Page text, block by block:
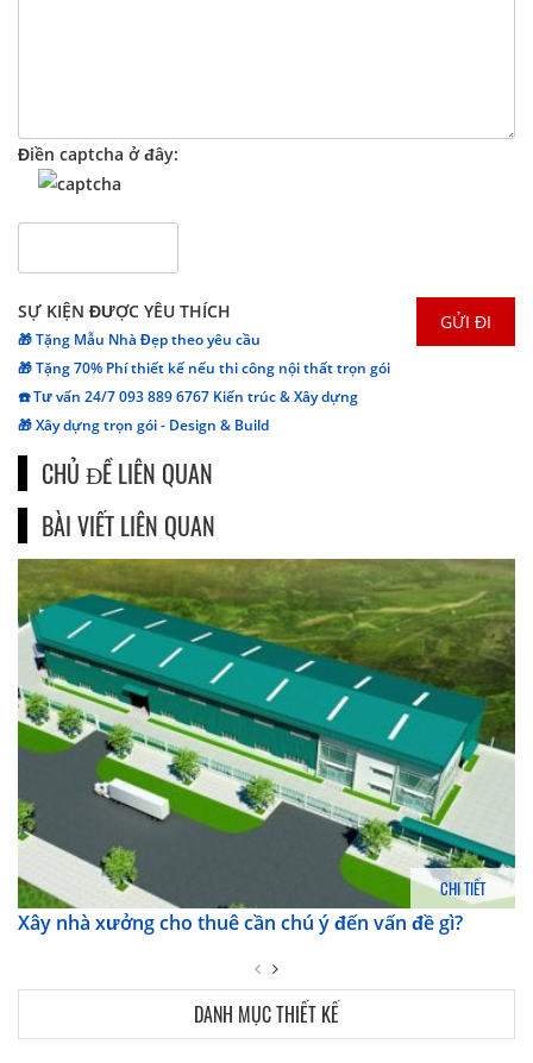
Điền captcha ở đây:
SỰ KIỆN ĐƯỢC YÊU THÍCH
🎁 Tặng Mẫu Nhà Đẹp theo yêu cầu
🎁 Tặng 70% Phí thiết kế nếu thi công nội thất trọn gói
☎️ Tư vấn 24/7 093 889 6767 Kiến trúc & Xây dựng
🎁 Xây dựng trọn gói - Design & Build
CHỦ ĐỀ LIÊN QUAN
BÀI VIẾT LIÊN QUAN
CHI TIẾT
Xây nhà xưởng cho thuê cần chú ý đến vấn đề gì?
DANH MỤC THIẾT KẾ